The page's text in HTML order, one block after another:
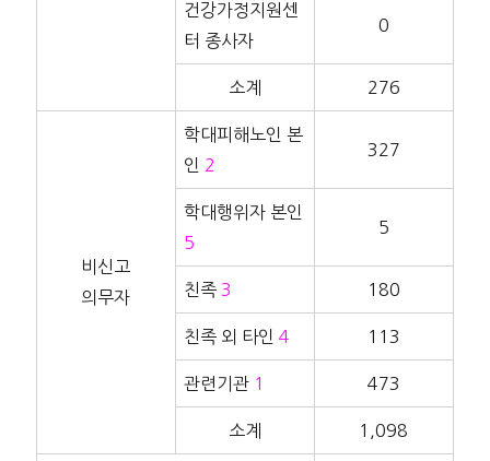
건강가정지원센
터 종사자
0
소계 276
비신고
의무자
학대피해노인 본
인 2
327
학대행위자 본인
5
5
친족 3 180
친족 외 타인 4 113
관련기관 1 473
소계 1,098